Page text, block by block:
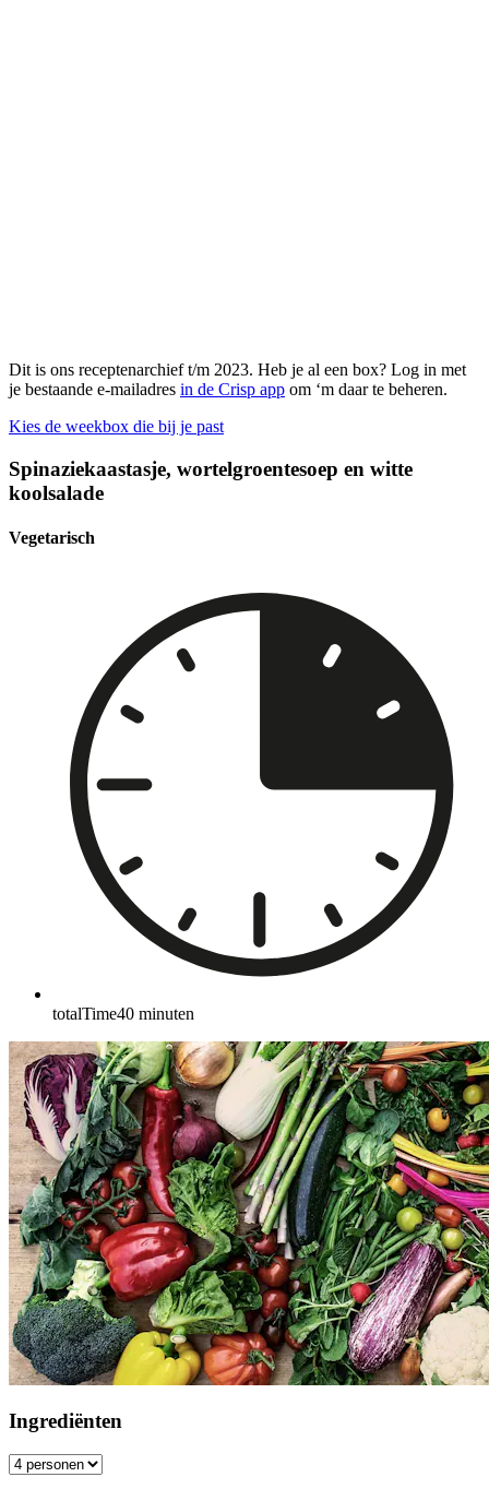
Dit is ons receptenarchief t/m 2023. Heb je al een box? Log in met
je bestaande e-mailadres in de Crisp app om ‘m daar te beheren.
Kies de weekbox die bij je past
Spinaziekaastasje, wortelgroentesoep en witte
koolsalade
Vegetarisch
totalTime40 minuten
Ingrediënten